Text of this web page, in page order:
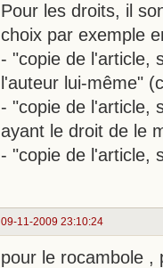
Pour les droits, il
choix par exemple
- "copie de l'article,
l'auteur lui-même"
- "copie de l'article,
ayant le droit de le
- "copie de l'article,
09-11-2009 23:10:24
pour le rocambole ,